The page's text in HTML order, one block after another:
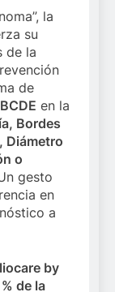
la
su
de la
de
en la
Bordes
Diámetro
o
gesto
en
a
by
de la